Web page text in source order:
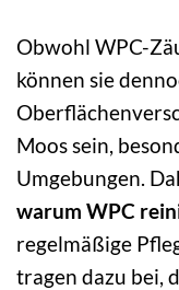
Obwohl WPC-
können sie
Moos sein,
Umgebungen.
warum WPC
regelmäßige
tragen dazu bei,